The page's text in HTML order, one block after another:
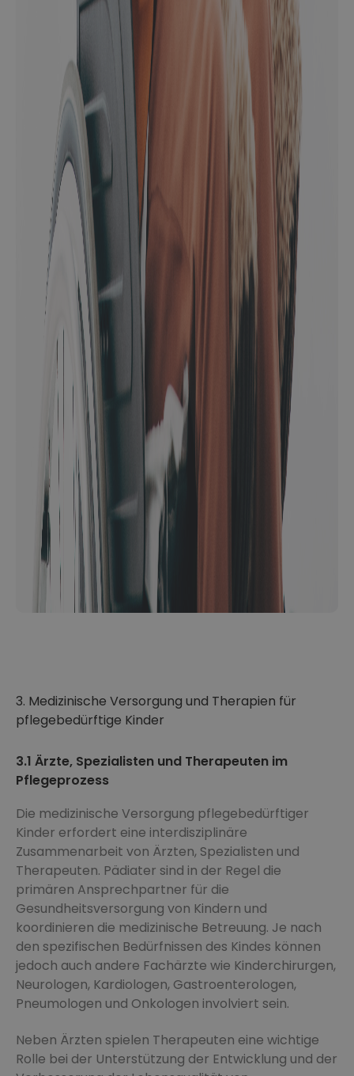
3. Medizinische Versorgung und Therapien für
pflegebedürftige Kinder
3.1 Ärzte, Spezialisten und Therapeuten im
Pflegeprozess
Die medizinische Versorgung pflegebedürftiger
Kinder erfordert eine interdisziplinäre
Zusammenarbeit von Ärzten, Spezialisten und
Therapeuten. Pädiater sind in der Regel die
primären Ansprechpartner für die
Gesundheitsversorgung von Kindern und
koordinieren die medizinische Betreuung. Je nach
den spezifischen Bedürfnissen des Kindes können
jedoch auch andere Fachärzte wie Kinderchirurgen,
Neurologen, Kardiologen, Gastroenterologen,
Pneumologen und Onkologen involviert sein.
Neben Ärzten spielen Therapeuten eine wichtige
Rolle bei der Unterstützung der Entwicklung und der